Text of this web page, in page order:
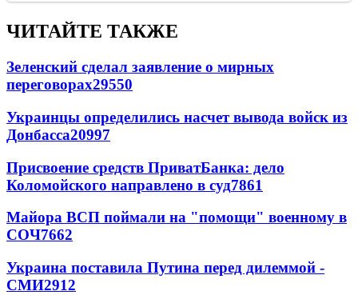
ЧИТАЙТЕ ТАКЖЕ
Зеленский сделал заявление о мирных
переговорах29550
Украинцы определились насчет вывода войск из
Донбасса20997
Присвоение средств ПриватБанка: дело
Коломойского направлено в суд7861
Майора ВСП поймали на "помощи" военному в
СОЧ7662
Украина поставила Путина перед дилеммой -
СМИ2912